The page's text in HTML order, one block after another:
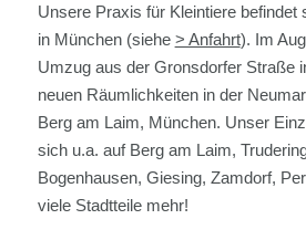
Unsere Praxis für Kleintiere befindet
in München (siehe > Anfahrt). Im
Umzug aus der Gronsdorfer Straße
neuen Räumlichkeiten in der
Berg am Laim, München. Unser
sich u.a. auf Berg am Laim,
Bogenhausen, Giesing, Zamdorf,
viele Stadtteile mehr!